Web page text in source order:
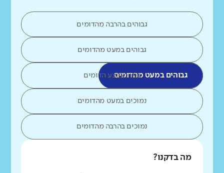
גבוהים בהרבה מהדומים
גבוהים במעט מהדומים
גבוהים במעט מהדומיםכמו ממוצע הדומים
נמוכים במעט מהדומים
נמוכים בהרבה מהדומים
מה בדקנו?